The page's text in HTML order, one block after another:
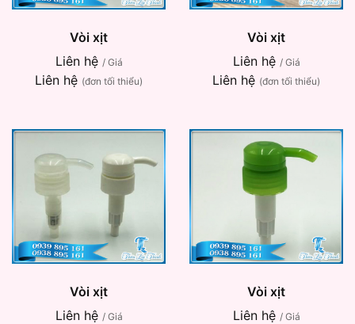
Vòi xịt
Liên hệ / Giá
Liên hệ (đơn tối thiểu)
Vòi xịt
Liên hệ / Giá
Liên hệ (đơn tối thiểu)
Vòi xịt
Liên hệ / Giá
Vòi xịt
Liên hệ / Giá